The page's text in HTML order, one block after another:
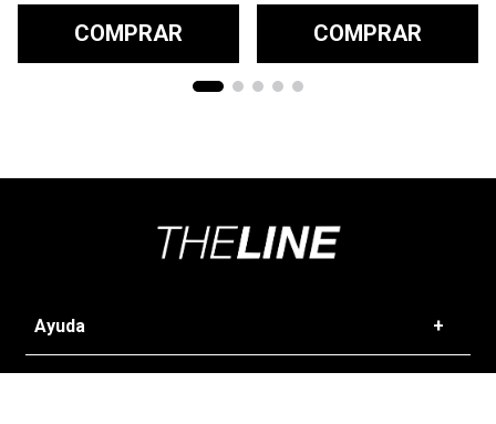
COMPRAR COMPRAR
Ayuda +
Preguntas frecuentes